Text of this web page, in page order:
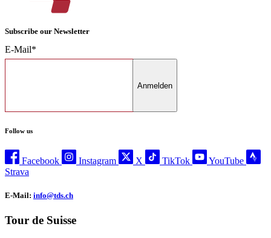
Subscribe our Newsletter
E-Mail*
Anmelden
Follow us
Facebook Instagram X TikTok
YouTube
Strava
E-Mail: info@tds.ch
Tour de Suisse